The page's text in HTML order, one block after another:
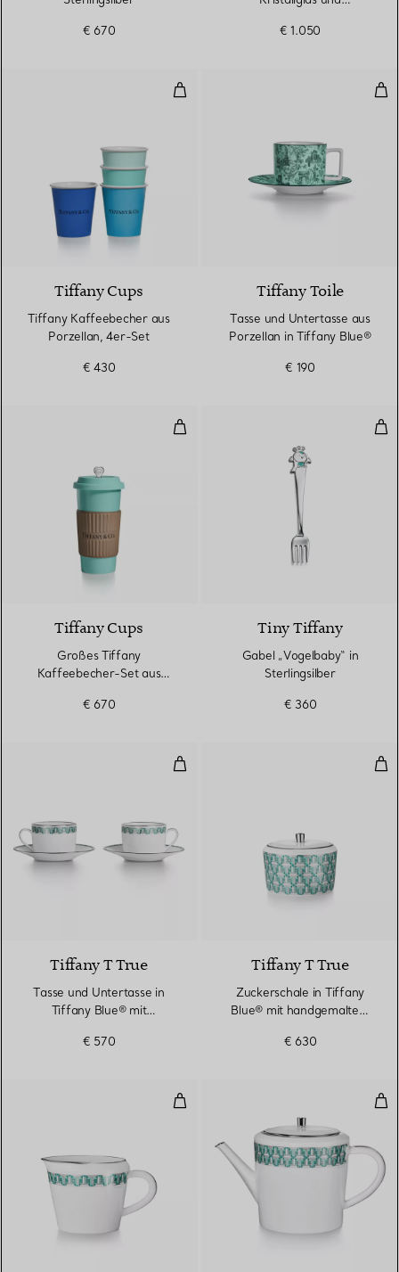
€ 670
€ 1.050
Tiffany Kaffeebecher aus
Tiffany Cups
Tiffany Kaffeebecher aus
Porzellan, 4er-Set
€ 430
Tiffany Toile
Tasse und Untertasse aus
Porzellan in Tiffany Blue®
€ 190
Großes Tiffany Kaffeebecher-
Tiffany Cups
Großes Tiffany
Kaffeebecher-Set aus
€ 670
Tiny Tiffany
Gabel „Vogelbaby“ in
Sterlingsilber
€ 360
Tasse und Untertasse in
Tiffany T True
Tasse und Untertasse in
Tiffany Blue® mit
€ 570
Tiffany T True
Zuckerschale in Tiffany
Blue® mit handgemaltem
€ 630
Milchkännchen in Tiffany Blue®